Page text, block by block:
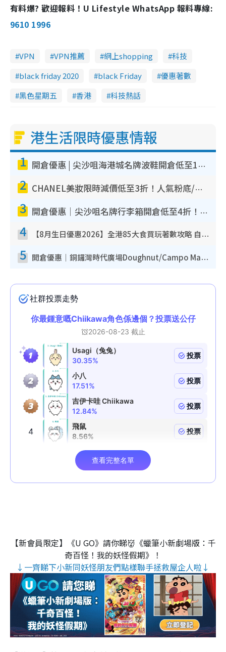
有料爆? 歡迎報料！U Lifestyle WhatsApp 報料專線:
9610 1996
VPN VPN推薦 網上shopping
科技
black friday 2020
black Friday
優惠著數
黑色星期五
香港 科技熱話
港生活限時優惠情報
1 開倉優惠 | 尖沙咀海港城名牌波鞋開倉低至1折！On鞋$899起／Joy&Peace鞋履$98起
2 CHANEL美妝限時減價低至3折！人氣粉底/唇膏/精華液低至$275！COCO香水都有平
3 開倉優惠｜尖沙咀名牌行李箱開倉低至4折！一連5日 American Tourister/ace./Hallmark $200起！
4 【8月生日優惠2026】全港85大食買玩著數攻略 自助餐/火鍋放題同行免費＋誠品/DONKI送現金券
5 開倉優惠｜銅鑼灣時代廣場Doughnut/Campo Marzio開倉低至1折！背囊、書包、手袋劈價$200起
【新會員限定】《U GO》請你睇👹《蠟筆小新劇場版：千
奇百怪！我的妖怪假期》！
↓一齊睇下小新同妖怪朋友們點樣聯手拯救屋企人啦↓